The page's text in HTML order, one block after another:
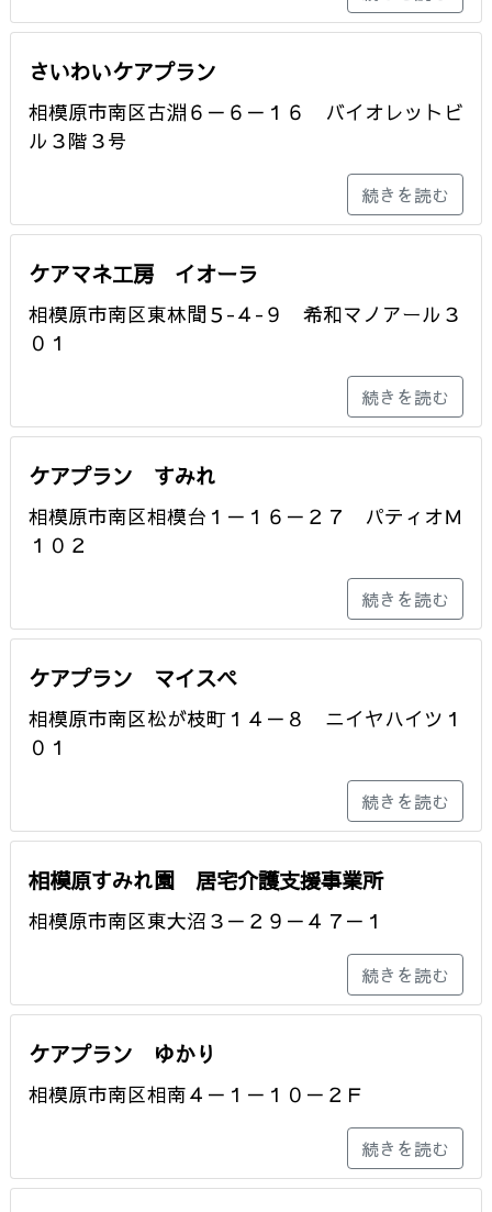
さいわいケアプラン
相模原市南区古淵６－６－１６ バイオレットビ
ル３階３号
続きを読む
ケアマネ工房 イオーラ
相模原市南区東林間５-４-９ 希和マノアール３
０１
続きを読む
ケアプラン すみれ
相模原市南区相模台１－１６－２７ パティオＭ
１０２
続きを読む
ケアプラン マイスペ
相模原市南区松が枝町１４－８ ニイヤハイツ１
０１
続きを読む
相模原すみれ園 居宅介護支援事業所
相模原市南区東大沼３－２９－４７－１
続きを読む
ケアプラン ゆかり
相模原市南区相南４－１－１０－２Ｆ
続きを読む